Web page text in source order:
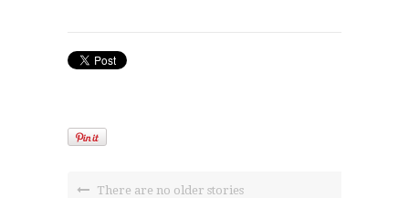
There are no older stories